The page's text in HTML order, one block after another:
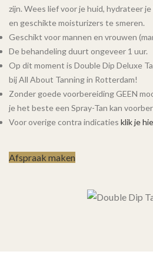
zijn. Wees lief voor je huid, hydrateer
en geschikte moisturizers te smeren.
Geschikt voor mannen en vrouwen
De behandeling duurt ongeveer 1 uur.
Op dit moment is Double Dip Deluxe
bij All About Tanning in Rotterdam!
Zonder goede voorbereiding GEEN
je het beste een Spray-Tan kan
Voor overige contra indicaties klik je
Afspraak maken